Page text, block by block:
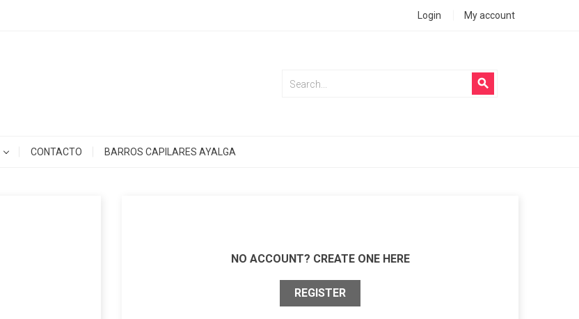
Login My account
search
CONTACTO BARROS CAPILARES AYALGA
NO ACCOUNT? CREATE ONE HERE
REGISTER